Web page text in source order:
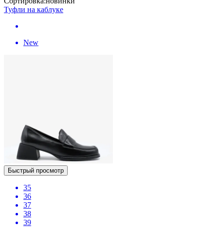
Туфли на каблуке
New
Быстрый просмотр
35
36
37
38
39